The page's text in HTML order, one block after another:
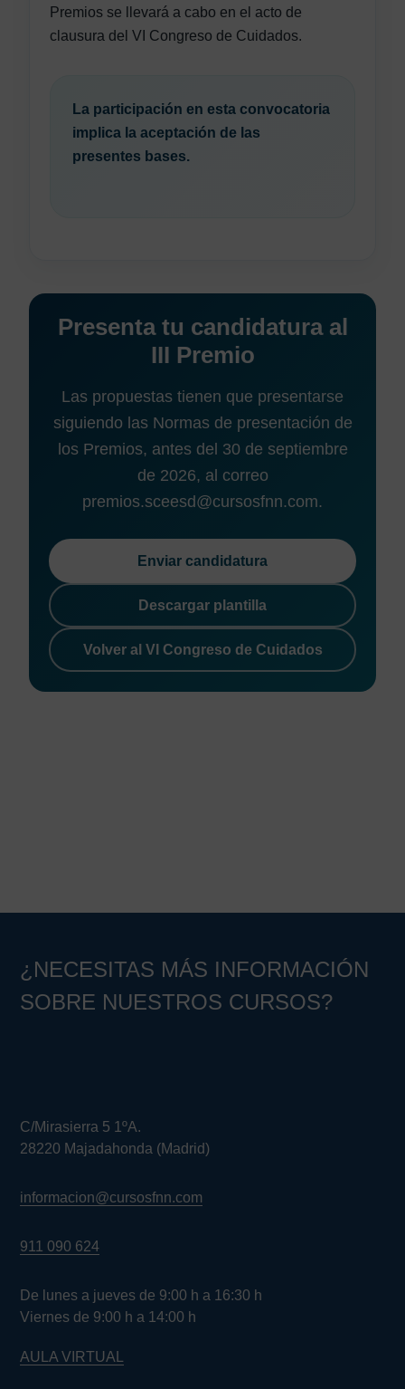
Premios se llevará a cabo en el acto de
clausura del VI Congreso de Cuidados.
La participación en esta convocatoria
implica la aceptación de las
presentes bases.
Presenta tu candidatura al
III Premio
Las propuestas tienen que presentarse
siguiendo las Normas de presentación de
los Premios, antes del 30 de septiembre
de 2026, al correo
premios.sceesd@cursosfnn.com.
Enviar candidatura
Descargar plantilla
Volver al VI Congreso de Cuidados
¿NECESITAS MÁS INFORMACIÓN
SOBRE NUESTROS CURSOS?
C/Mirasierra 5 1ºA.
28220 Majadahonda (Madrid)
informacion@cursosfnn.com
911 090 624
De lunes a jueves de 9:00 h a 16:30 h
Viernes de 9:00 h a 14:00 h
AULA VIRTUAL